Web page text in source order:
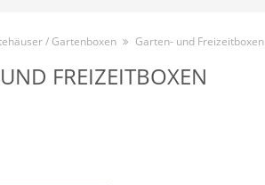
/ Gartenboxen Garten- und Freizeitboxen
FREIZEITBOXEN